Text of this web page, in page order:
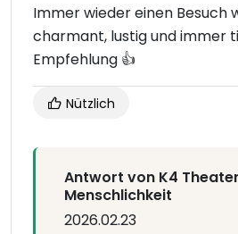
Immer wieder einen Besuch
charmant, lustig und immer
Empfehlung 👍
Nützlich
Antwort von K4
Menschlichkeit
2026.02.23